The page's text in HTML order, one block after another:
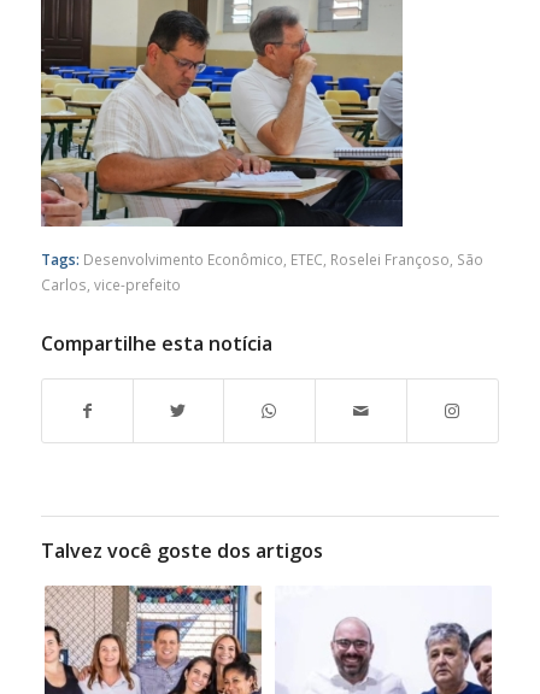
Tags: Desenvolvimento Econômico ETEC Roselei Françoso São
Carlos vice-prefeito
Compartilhe esta notícia
Talvez você goste dos artigos